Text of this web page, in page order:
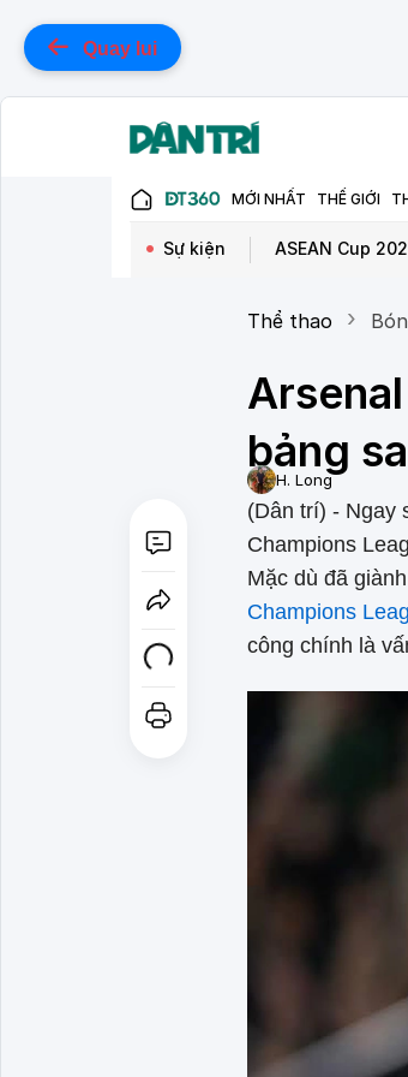
Quay lui